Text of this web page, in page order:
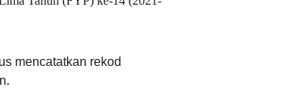
mencatatkan rekod